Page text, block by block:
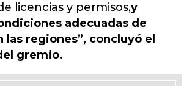
licencias y permisos,y
adecuadas de
las regiones”, concluyó el
gremio.